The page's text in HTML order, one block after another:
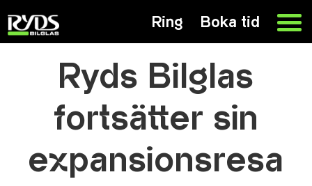
Ring Boka tid
Ryds Bilglas
fortsätter sin
expansionsresa